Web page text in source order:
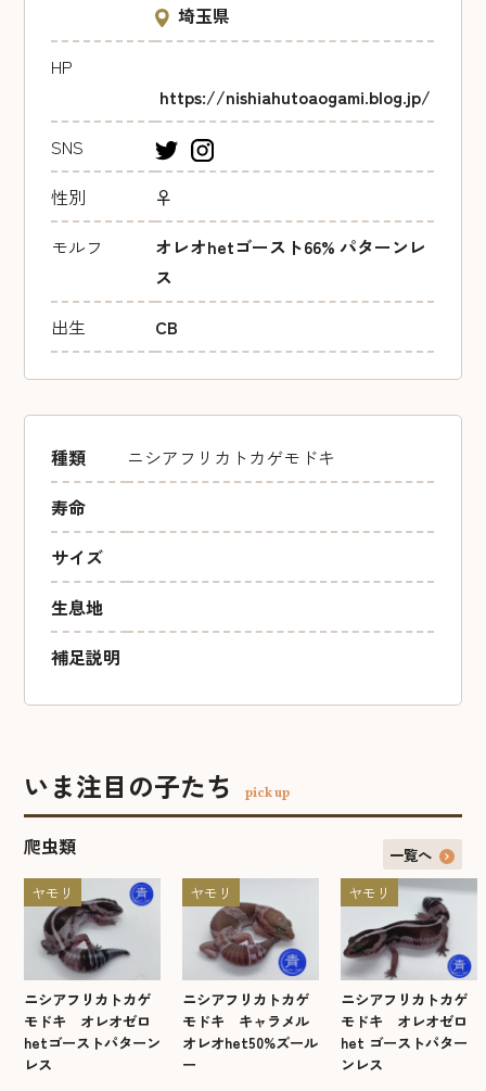
埼玉県
HP
https://nishiahutoaogami.blog.jp/
SNS
性別
♀
モルフ
オレオhetゴースト66% パターンレ
ス
出生
CB
種類
ニシアフリカトカゲモドキ
寿命
サイズ
生息地
補足説明
いま注目の子たち pick up
爬虫類
一覧へ
ヤモリ
ニシアフリカトカゲ
モドキ オレオゼロ
hetゴーストパターン
レス
ヤモリ
ニシアフリカトカゲ
モドキ キャラメル
オレオhet50%ズール
ー
ヤモリ
ニシアフリカトカゲ
モドキ オレオゼロ
het ゴーストパター
ンレス